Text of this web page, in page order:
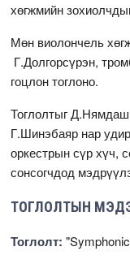
хөгжмийн
Мөн виолончель
Г.Долгорсүрэн,
гоцлон тоглоно.
Тоглолтыг
Г.Шинэбаяр нар
оркестрын сүр хүч,
сонсогчдод
ТОГЛОЛТЫН
Тоглолт: